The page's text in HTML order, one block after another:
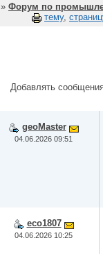
» Форум по
тему,
Добавлять
geoMaster
04.06.2026 09:51
eco1807
04.06.2026 10:25